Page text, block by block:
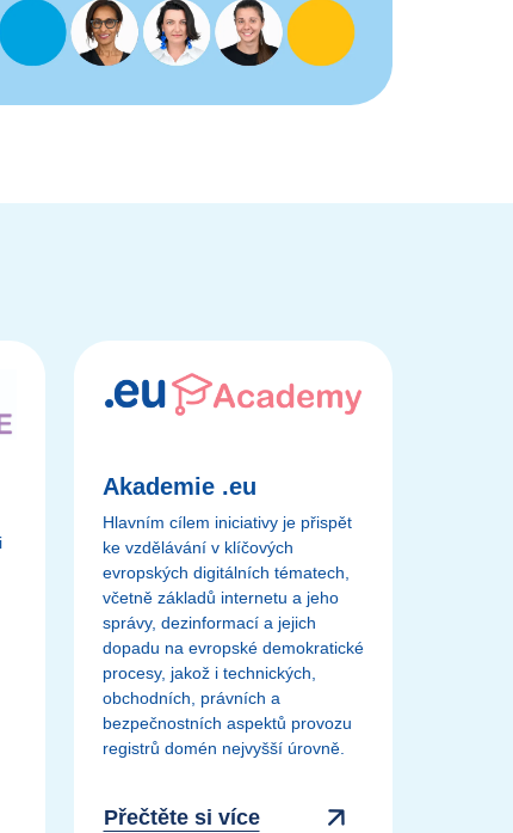
Akademie .eu
Hlavním cílem iniciativy je přispět
ke vzdělávání v klíčových
evropských digitálních tématech,
včetně základů internetu a jeho
správy, dezinformací a jejich
dopadu na evropské demokratické
procesy, jakož i technických,
obchodních, právních a
bezpečnostních aspektů provozu
registrů domén nejvyšší úrovně.
Přečtěte si více